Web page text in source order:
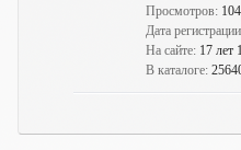
Просмотров: 104
Дата
На сайте: 17 лет
В каталоге: